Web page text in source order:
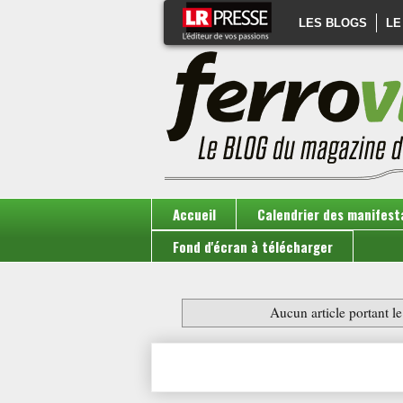
LES BLOGS
Accueil
Calendrier des
Fond d'écran à télécharger
Aucun article portant